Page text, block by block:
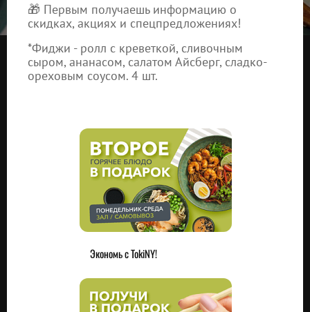
🎁 Первым получаешь информацию о
скидках, акциях и спецпредложениях!
*Фиджи - ролл с креветкой, сливочным
сыром, ананасом, салатом Айсберг, сладко-
ореховым соусом. 4 шт.
Экономь с TokiNY!